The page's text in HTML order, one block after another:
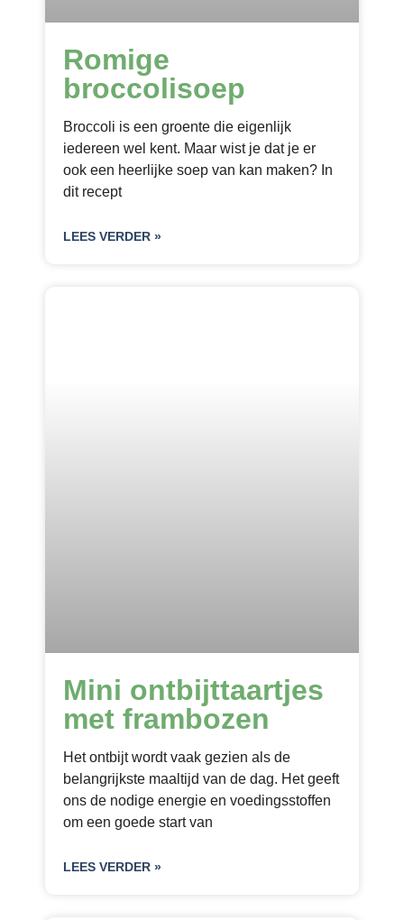
Romige
broccolisoep
Broccoli is een groente die eigenlijk
iedereen wel kent. Maar wist je dat je er
ook een heerlijke soep van kan maken? In
dit recept
LEES VERDER »
Mini ontbijttaartjes
met frambozen
Het ontbijt wordt vaak gezien als de
belangrijkste maaltijd van de dag. Het geeft
ons de nodige energie en voedingsstoffen
om een goede start van
LEES VERDER »